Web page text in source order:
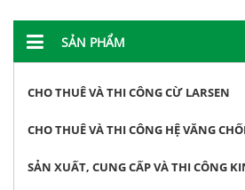
SẢN PHẨM
CHO THUÊ VÀ THI CÔNG CỪ LARSEN
CHO THUÊ VÀ THI CÔNG HỆ VĂNG
SẢN XUẤT, CUNG CẤP VÀ THI CÔNG